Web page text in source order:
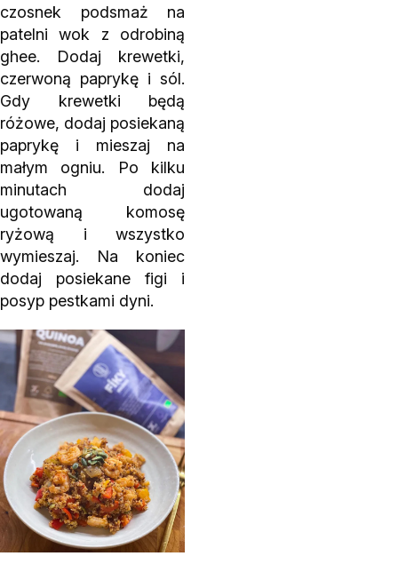
czosnek podsmaż na
patelni wok z odrobiną
ghee. Dodaj krewetki,
czerwoną paprykę i sól.
Gdy krewetki będą
różowe, dodaj posiekaną
paprykę i mieszaj na
małym ogniu. Po kilku
minutach dodaj
ugotowaną komosę
ryżową i wszystko
wymieszaj. Na koniec
dodaj posiekane figi i
posyp pestkami dyni.